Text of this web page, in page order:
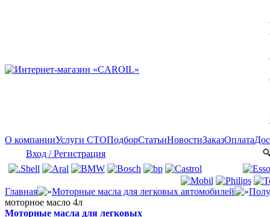
О компанииУслуги СТОПодборСтатьиНовостиЗаказОплата
Вход / Регистрация
Главная Моторные масла для легковых автомобилей
моторное масло 4л
Моторные масла для легковых